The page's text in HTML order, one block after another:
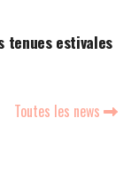
tenues estivales
Toutes les news